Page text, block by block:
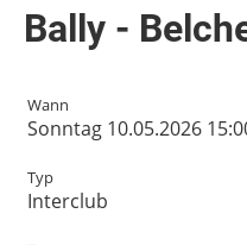
Bally -
Wann
Sonntag 10.05.2026
Typ
Interclub